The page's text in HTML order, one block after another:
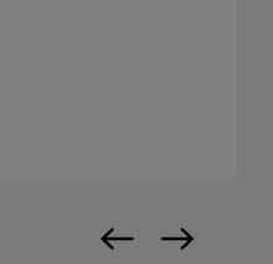
w nowym oknie
Poprzedni slajd
Następny